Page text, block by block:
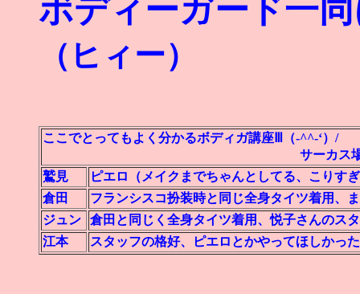
ボディーガード一
（ヒィー）
ここでとってもよく分かるボディガ講座Ⅲ（-^^-‘）/
サーカス場舞台裏にての
鷲見
ピエロ（メイクまでちゃんとしてる、こりす
倉田
フランシスコ扮装時と同じ全身タイツ着用、
ジュン
倉田と同じく全身タイツ着用、悦子さんのス
江本
スタッフの格好、ピエロとかやってほしかっ